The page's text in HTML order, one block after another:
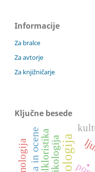
Informacije
Za bralce
Za avtorje
Za knjižničarje
Ključne besede
.
etnologija
folkloristika
etimologija